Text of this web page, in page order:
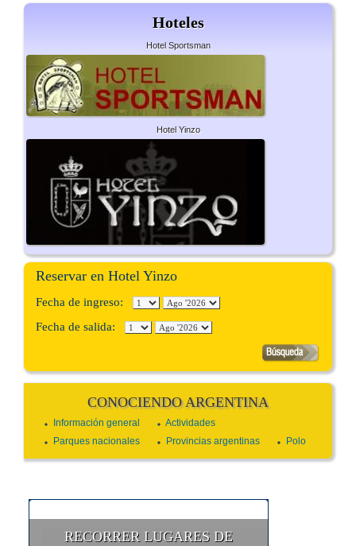
Hoteles
Hotel Sportsman
Hotel Yinzo
Reservar en Hotel Yinzo
Fecha de ingreso:
Fecha de salida:
CONOCIENDO ARGENTINA
Información general
Actividades
Parques nacionales
Provincias argentinas Polo
RECORRER LUGARES DE